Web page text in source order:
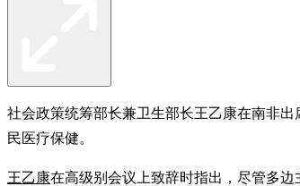
社会政策统筹部长兼卫生部长王乙康在南非出
民医疗保健。
王乙康在高级别会议上致辞时指出，尽管多边